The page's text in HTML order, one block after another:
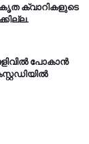
ക്വാറികളുടെ
പോകാന്‍